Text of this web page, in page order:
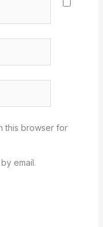
this browser for
email.